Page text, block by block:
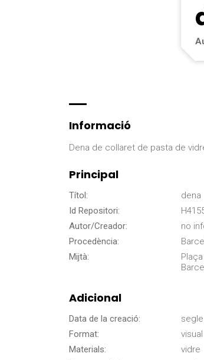
Informació
Dena de collaret de pasta de
Principal
Títol:
dena
Id Repositori:
Autor/Creador:
no
Procedència:
Mijtà:
Adicional
Data de la creació:
segle
Format:
visual
Materials:
vidre